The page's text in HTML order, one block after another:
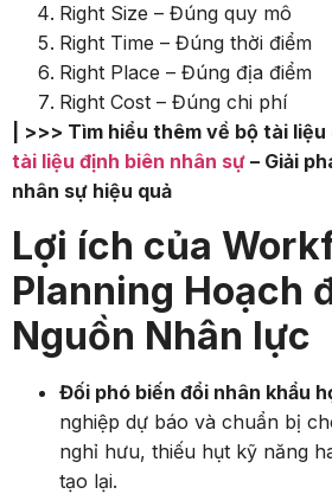
Right Size – Đúng quy mô
Right Time – Đúng thời điểm
Right Place – Đúng địa điểm
Right Cost – Đúng chi phí
| >>> Tìm hiểu thêm về bộ tài
tài liệu định biên nhân sự – Giải
nhân sự hiệu quả
Lợi ích của
Planning Hoạch
Nguồn Nhân lực
Đối phó biến đổi nhân khẩu
nghiệp dự báo và chuẩn bị
nghỉ hưu, thiếu hụt kỹ năng
tạo lại.